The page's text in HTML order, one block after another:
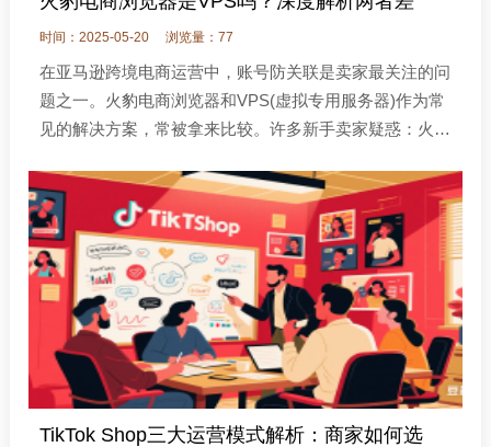
时间：2025-05-20 浏览量：77
在亚马逊跨境电商运营中，账号防关联是卖家最关注的问
题之一。火豹电商浏览器和VPS(虚拟专用服务器)作为常
见的解决方案，常被拿来比较。许多新手卖家疑惑：火豹
TikTok Shop三大运营模式解析：商家如何选